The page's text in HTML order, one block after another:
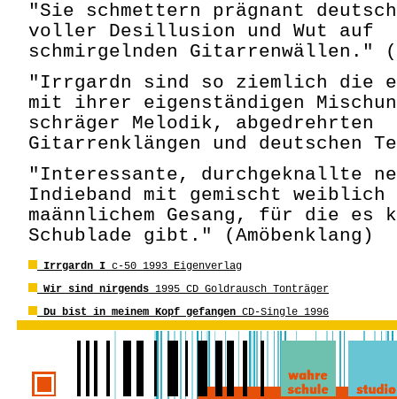
"Sie schmettern prägnant
voller Desillusion und Wut auf
schmirgelnden Gitarrenwällen."
"Irrgardn sind so ziemlich die
mit ihrer eigenständigen
schräger Melodik, abgedrehrten
Gitarrenklängen und deutschen
"Interessante, durchgeknallte
Indieband mit gemischt weiblich
maännlichem Gesang, für die es
Schublade gibt." (Amöbenklang)
Irrgardn I c-50 1993 Eigenverlag
Wir sind nirgends 1995 CD Goldrausch Tonträger
Du bist in meinem Kopf gefangen CD-Single 1996